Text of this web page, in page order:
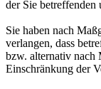
der Sie betreffenden
Sie haben nach
verlangen, dass
bzw. alternativ nach
Einschränkung der